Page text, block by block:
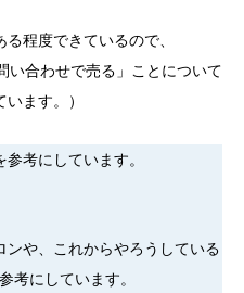
程度できているので、
い合わせで売る」ことについて
ます。）
考にしています。
や、これからやろうしている
考にしています。